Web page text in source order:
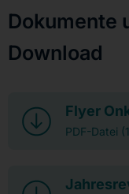
Dokumente
Download
Flyer
PDF-Datei